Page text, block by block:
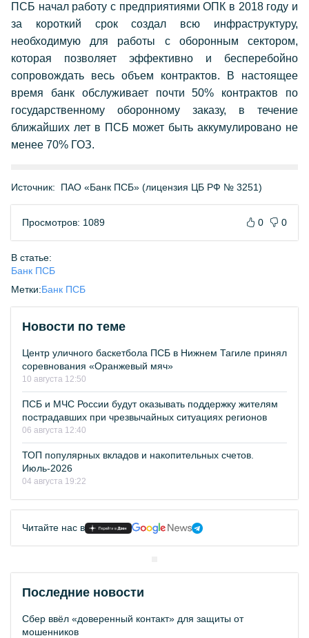
ПСБ начал работу с предприятиями ОПК в 2018 году и
за короткий срок создал всю инфраструктуру,
необходимую для работы с оборонным сектором,
которая позволяет эффективно и бесперебойно
сопровождать весь объем контрактов. В настоящее
время банк обслуживает почти 50% контрактов по
государственному оборонному заказу, в течение
ближайших лет в ПСБ может быть аккумулировано не
менее 70% ГОЗ.
Источник: ПАО «Банк ПСБ» (лицензия ЦБ РФ № 3251)
Просмотров: 1089 0 0
В статье:
Банк ПСБ
Метки:Банк ПСБ
Новости по теме
Центр уличного баскетбола ПСБ в Нижнем Тагиле принял
соревнования «Оранжевый мяч»
10 августа 12:50
ПСБ и МЧС России будут оказывать поддержку жителям
пострадавших при чрезвычайных ситуациях регионов
06 августа 12:40
ТОП популярных вкладов и накопительных счетов.
Июль-2026
04 августа 19:22
Читайте нас в
Последние новости
Сбер ввёл «доверенный контакт» для защиты от
мошенников